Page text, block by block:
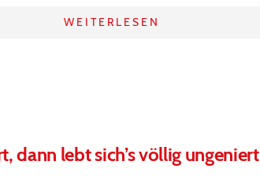
WEITERLESEN
dann lebt sich’s völlig ungeniert